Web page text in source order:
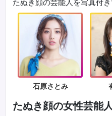
たぬき顔の芸能人を写真付き
石原さとみ
たぬき顔の女性芸能人